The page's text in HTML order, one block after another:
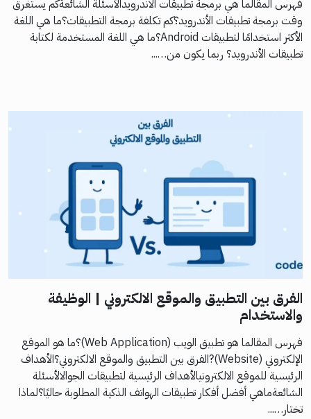
فهرس المقالما هي برمجة تطبيقات الاندرويدالأسئلة الشائعةكم يستغرق
وقت برمجة تطبيقات الأندرويد؟كم تكلفة برمجة التطبيقات؟ما هي اللغة
الأكثر استخدامًا لتطبيقات Android؟ما هي اللغة المستخدمة لكتابة
تطبيقات الأندرويد؟ ربما يكون من…...
الفرق بين التطبيق والموقع الالكتروني | الوظيفة
والاستخدام
فهرس المقالما هو تطبيق الويب (Web Application)؟ما هو الموقع
الإلكتروني (Website)?الفرق بين التطبيق والموقع الالكتروني؟الأهداف
الرئيسية للموقع الالكترونيالأهداف الرئيسية لتطبيقات الجوالالأسئلة
الشائعةماهي أفضل أفكار تطبيقات الهواتف الذكية المطلوبة حاليًا؟لماذا
تختار…...